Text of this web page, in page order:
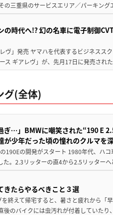
の三重県のサービスエリア／パーキン
の時代へ!? 幻の名車に電子制御
ヴ」発売 ヤマハを代表するビジネスス
ス ギアレヴ」が、先月17日に発売され
グ(全体)
ぎ…」BMWに嘲笑された“190 E
が少年だった頃の憧れのクルマを
190Eの開発がスタート 1980年代、ハ
た。2.3リッターの直4から2.5リッター
きたらやるべきこと３選
終えて帰宅すると、暑さと疲れから「
後のバイクには虫汚れが付着していた